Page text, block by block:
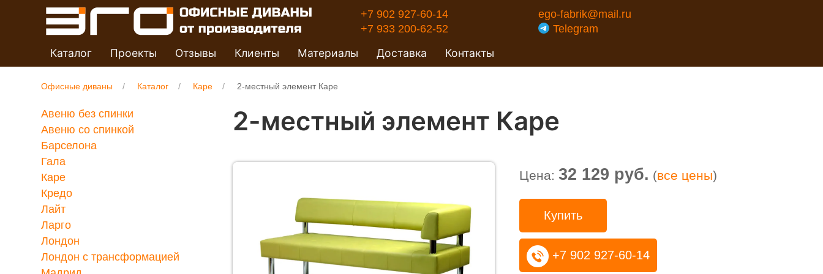
+7 902 927-60-14
+7 933 200-62-52
ego-fabrik@mail.ru
Telegram
Каталог Проекты Отзывы Клиенты Материалы Доставка Контакты
Офисные диваны Каталог Каре 2-местный элемент Каре
Авеню без спинки
Авеню со спинкой
Барселона
Гала
Каре
Кредо
Лайт
Ларго
Лондон
Лондон с трансформацией
2-местный элемент Каре
Цена:32 129 руб. (все цены)
Купить
+7 902 927-60-14